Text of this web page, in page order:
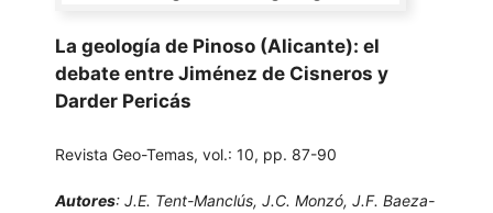
La geología de Pinoso (Alicante): el
debate entre Jiménez de Cisneros y
Darder Pericás
Revista Geo-Temas, vol.: 10, pp. 87-90
Autores: J.E. Tent-Manclús, J.C. Monzó, J.F. Baeza-